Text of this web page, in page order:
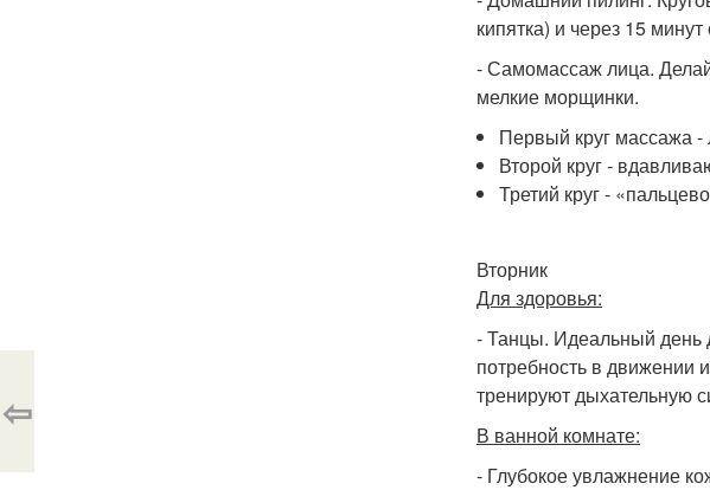
кипятка) и через 15
- Самомассаж лица.
мелкие морщинки.
Первый круг массажа -
Второй круг -
Третий круг -
Вторник
Для здоровья:
- Танцы. Идеальный день
потребность в
тренируют дыхательную
В ванной комнате:
- Глубокое увлажнение
⇦